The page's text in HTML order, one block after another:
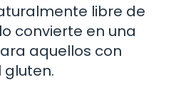
libre de
convierte en una
aquellos con